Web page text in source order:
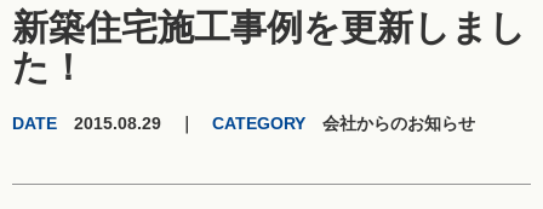
新築住宅施工事例を更新しまし
た！
DATE 2015.08.29 ｜ CATEGORY 会社からのお知らせ